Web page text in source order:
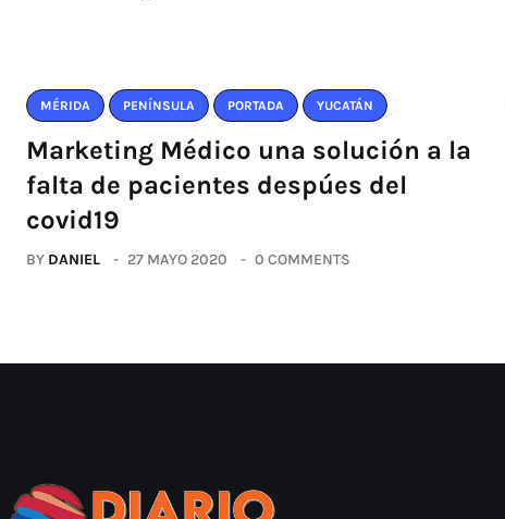
MÉRIDA PENÍNSULA PORTADA YUCATÁN
Marketing Médico una solución a la
falta de pacientes despúes del
covid19
BY DANIEL 27 MAYO 2020 0 COMMENTS